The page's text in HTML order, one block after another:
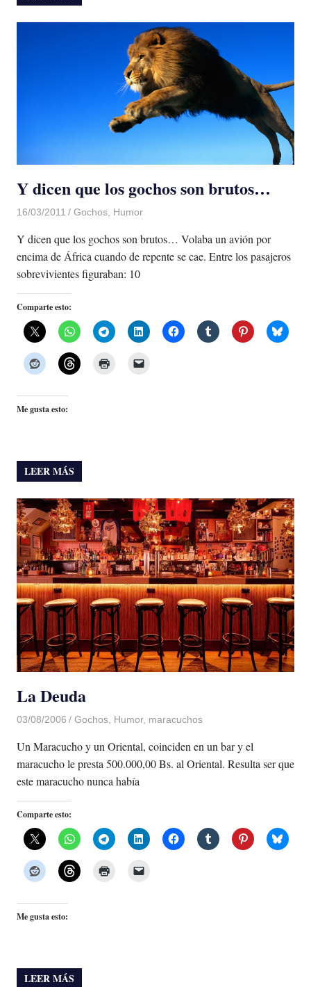
Y dicen que los gochos son brutos…
16/03/2011 Luis Castellanos
Gochos, Humor
Y dicen que los gochos son brutos… Volaba un avión por
encima de África cuando de repente se cae. Entre los pasajeros
sobrevivientes figuraban: 10
Comparte esto:
Me gusta esto:
LEER MÁS
La Deuda
03/08/2006 Luis Castellanos
Gochos, Humor, maracuchos
Un Maracucho y un Oriental, coinciden en un bar y el
maracucho le presta 500.000,00 Bs. al Oriental. Resulta ser que
este maracucho nunca había
Comparte esto:
Me gusta esto:
LEER MÁS